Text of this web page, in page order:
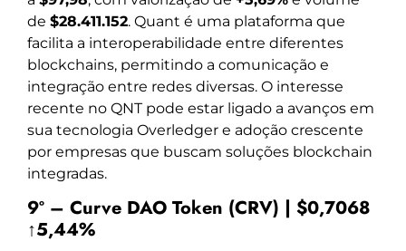
de $28.411.152. Quant é uma plataforma que
facilita a interoperabilidade entre diferentes
blockchains, permitindo a comunicação e
integração entre redes diversas. O interesse
recente no QNT pode estar ligado a avanços em
sua tecnologia Overledger e adoção crescente
por empresas que buscam soluções blockchain
integradas.
9º – Curve DAO Token (CRV) | $0,7068
↑5,44%